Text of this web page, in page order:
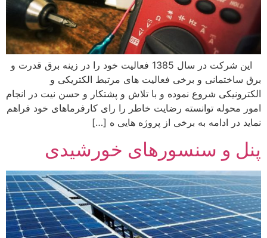
این شرکت در سال 1385 فعالیت خود را در زینه برق قدرت و
ساختمانی و برخی فعالیت های مرتبط الکتریکی و
شروع نموده و با تلاش و پشتکار و حسن نیت در انجام
محوله توانسته رضایت خاطر را رای کارفرماهای خود فراهم
در ادامه به برخی از پروژه هایی ه […]
و سنسورهای خورشیدی